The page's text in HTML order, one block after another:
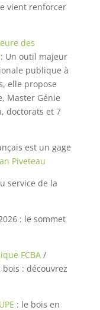
vient renforcer
des
: Un outil majeur
publique à
elle propose
Master Génie
doctorats et 7
est un gage
Piveteau
service de la
: le sommet
FCBA/
: découvrez
: le bois en